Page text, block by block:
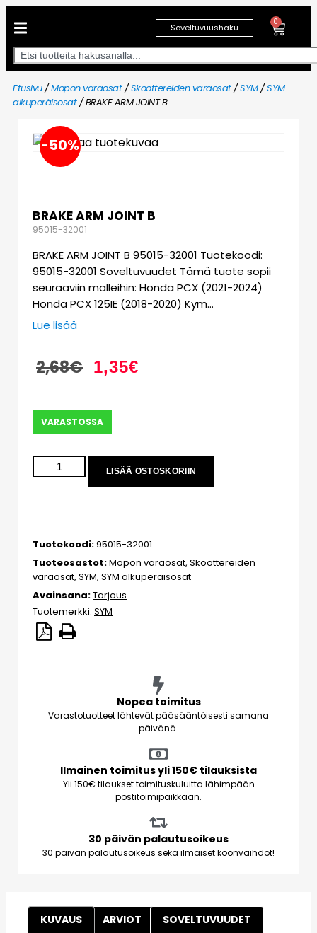
Soveltuvuushaku
0
Etusivu/Mopon varaosat/Skoottereiden varaosat/SYM/SYM
alkuperäisosat/ BRAKE ARM JOINT B
-50%
BRAKE ARM JOINT B
95015-32001
BRAKE ARM JOINT B 95015-32001 Tuotekoodi:
95015-32001 Soveltuvuudet Tämä tuote sopii
seuraaviin malleihin: Honda PCX (2021-2024)
Honda PCX 125IE (2018-2020) Kym…
Lue lisää
2,68€ 1,35€
VARASTOSSA
LISÄÄ OSTOSKORIIN
Tuotekoodi:95015-32001
Tuoteosastot:Mopon varaosat, Skoottereiden
varaosat, SYM, SYM alkuperäisosat
Avainsana:Tarjous
Tuotemerkki: SYM
Nopea toimitus
Varastotuotteet lähtevät pääsääntöisesti samana
päivänä.
Ilmainen toimitus yli 150€ tilauksista
Yli 150€ tilaukset toimituskuluitta lähimpään
postitoimipaikkaan.
30 päivän palautusoikeus
30 päivän palautusoikeus sekä ilmaiset koonvaihdot!
KUVAUS ARVIOT SOVELTUVUUDET